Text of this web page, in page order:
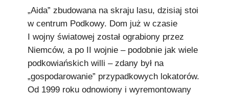
„Aida” zbudowana na skraju lasu, dzisiaj stoi
w centrum Podkowy. Dom już w czasie
I wojny światowej został ograbiony przez
Niemców, a po II wojnie – podobnie jak wiele
podkowiańskich willi – zdany był na
„gospodarowanie” przypadkowych lokatorów.
Od 1999 roku odnowiony i wyremontowany